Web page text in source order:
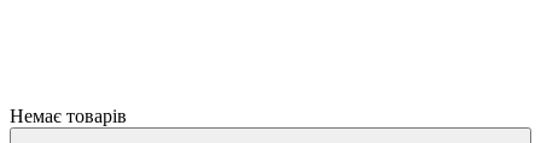
Немає товарів